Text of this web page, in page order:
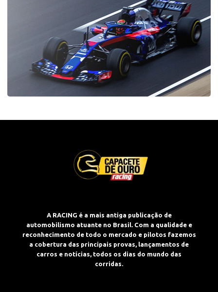
A RACING é a mais antiga publicação de
automobilismo atuante no Brasil. Com a qualidade e
reconhecimento de todo o mercado e pilotos fazemos
a cobertura das principais provas, lançamentos de
carros e notícias, todos os dias do mundo das
corridas.